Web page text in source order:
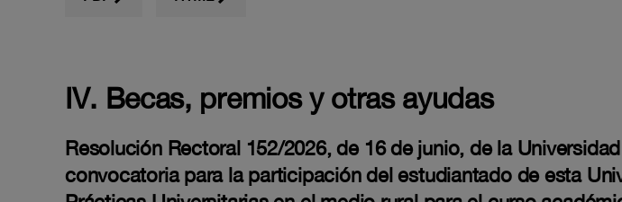
IV. Becas, premios y otras ayudas
Resolución Rectoral 152/2026, de 16 de junio, de la
convocatoria para la participación del estudiantado de esta